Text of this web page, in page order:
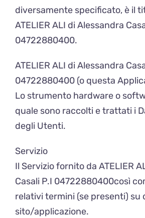
diversamente specificato, è il
ATELIER ALI di Alessandra
04722880400.
ATELIER ALI di Alessandra
04722880400 (o questa
Lo strumento hardware o
quale sono raccolti e trattati i
degli Utenti.
Servizio
Il Servizio fornito da ATELIER
Casali P.I 04722880400così
relativi termini (se presenti) su
sito/applicazione.